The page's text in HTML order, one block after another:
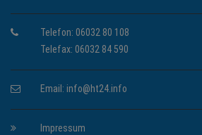
Telefon: 06032 80 108
Telefax: 06032 84 590
Email: info@ht24.info
Impressum